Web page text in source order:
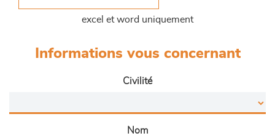
excel et word uniquement
Informations vous concernant
Civilité
Nom